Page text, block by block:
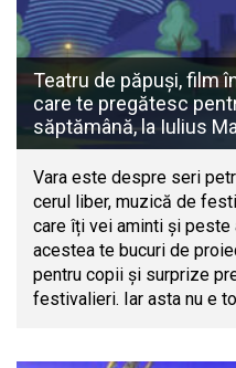
Teatru de păpuși, film
care te pregătesc
săptămână, la Iulius
Vara este despre seri
cerul liber, muzică de
care îți vei aminti și peste
acestea te bucuri de
pentru copii și surprize
festivalieri. Iar asta nu e